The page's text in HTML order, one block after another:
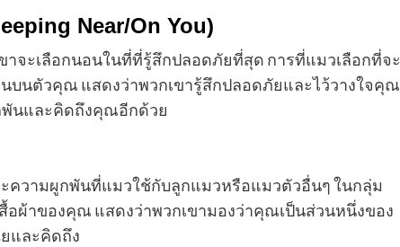
Near/On You)
จะเลือกนอนในที่ที่รู้สึกปลอดภัยที่สุด การที่แมวเลือกที่จะ
บนตัวคุณ แสดงว่าพวกเขารู้สึกปลอดภัยและไว้วางใจคุณ
พันและคิดถึงคุณอีกด้วย
ความผูกพันที่แมวใช้กับลูกแมวหรือแมวตัวอื่นๆ ในกลุ่ม
อผ้าของคุณ แสดงว่าพวกเขามองว่าคุณเป็นส่วนหนึ่งของ
และคิดถึง